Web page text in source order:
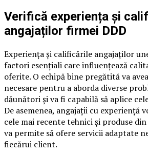
Verifică experiența și
angajaților firmei DDD
Experiența și calificările angajaților
factori esențiali care influențează
oferite. O echipă bine pregătită va
necesare pentru a aborda diverse
dăunători și va fi capabilă să aplice
De asemenea, angajații cu experiență
cele mai recente tehnici și produse
va permite să ofere servicii adaptate
fiecărui client.